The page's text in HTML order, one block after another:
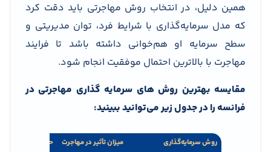
همین دلیل، در انتخاب روش مهاجرتی باید دقت کرد
که مدل سرمایه‌گذاری با شرایط فرد، توان مدیریتی و
سطح سرمایه او هم‌خوانی داشته باشد تا فرایند
مهاجرت با بالاترین احتمال موفقیت انجام شود.
مقایسه بهترین روش های سرمایه گذاری مهاجرتی در
فرانسه را در جدول زیر می‌توانید ببینید:
روش سرمایه‌گذاری میزان تأثیر در مهاجرت
حداقل سرمایه